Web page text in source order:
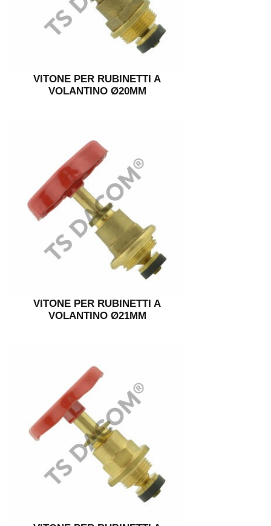
VITONE PER RUBINETTI A
VOLANTINO Ø20MM
VITONE PER RUBINETTI A
VOLANTINO Ø21MM